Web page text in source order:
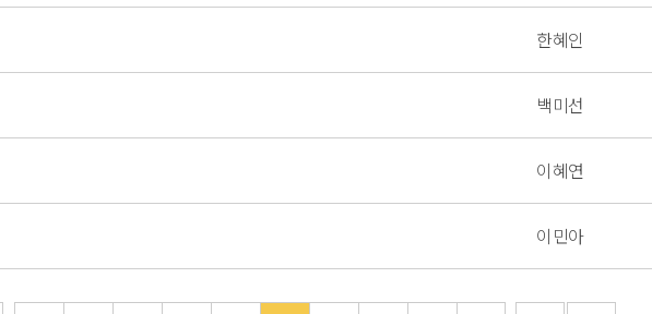
한혜인
백미선
이혜연
이민아